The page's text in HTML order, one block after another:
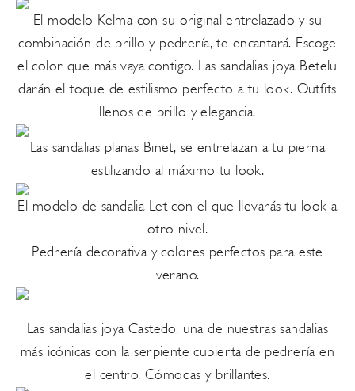
El modelo Kelmacon su original entrelazado y su
combinación de brillo y pedrería, te encantará. Escoge
el color que más vaya contigo. Las sandalias joya Betelu
darán el toque de estilismo perfecto a tu look. Outfits
llenos de brillo y elegancia.
Las sandalias planas Binet, se entrelazan a tu pierna
estilizando al máximo tu look.
El modelo de sandalia Letcon el que llevarás tu look a
otro nivel.
Pedrería decorativa y colores perfectos para este
verano.
Las sandalias joya Castedo, una de nuestras sandalias
más icónicas con la serpiente cubierta de pedrería en
el centro. Cómodas y brillantes.